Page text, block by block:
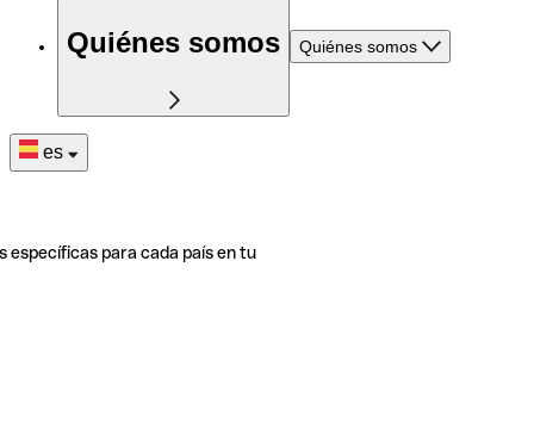
Quiénes somos Quiénes somos
es
específicas para cada país en tu